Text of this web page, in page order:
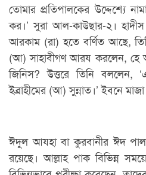
তোমার প্রতিপালকের উদ্দেশ্যে
কর।’ সুরা আল-কাউছার-২।
আরকাম (রা) হতে বর্ণিত আছে,
(আ) সাহাবীগণ আরয করলেন, হে
জিনিস? উত্তরে তিনি বললেন,
ইব্রাহীমের (আ) সুন্নাত।’ ইবনে
ঈদুল আযহা বা কুরবানীর ঈদ
রয়েছে। আল্লাহ পাক বিভিন্ন